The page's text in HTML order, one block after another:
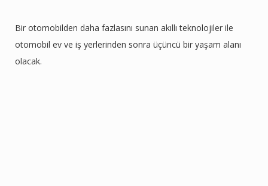
Bir otomobilden daha fazlasını sunan akıllı teknolojiler ile
otomobil ev ve iş yerlerinden sonra üçüncü bir yaşam alanı
olacak.